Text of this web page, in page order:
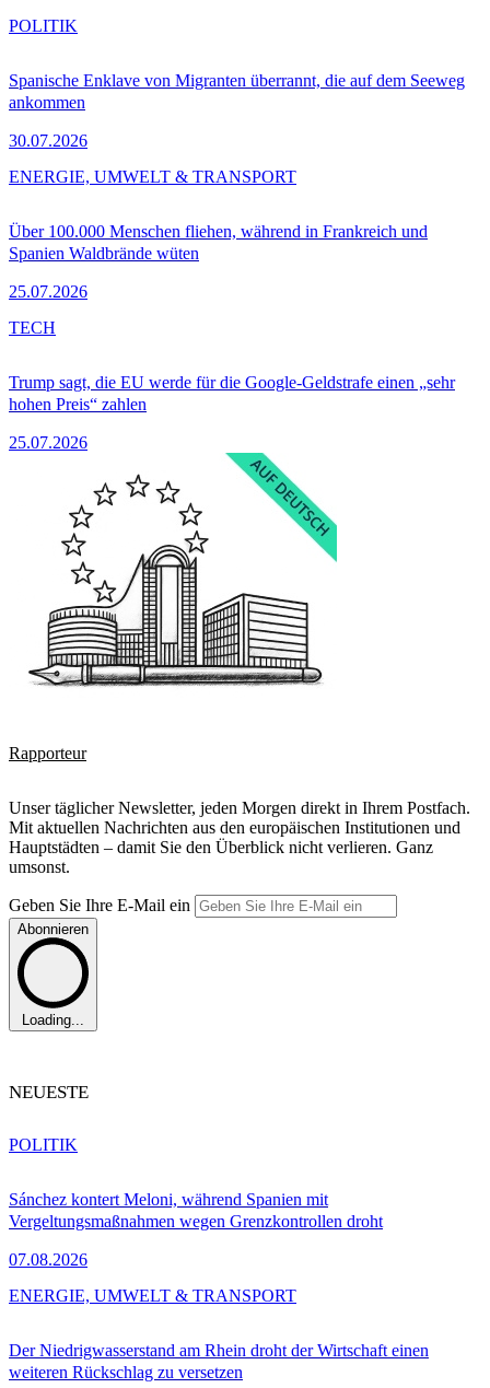
Spanische Enklave von Migranten überrannt, die auf dem Seeweg
ankommen
30.07.2026
POLITIK
Über 100.000 Menschen fliehen, während in Frankreich und
Spanien Waldbrände wüten
25.07.2026
ENERGIE, UMWELT & TRANSPORT
Trump sagt, die EU werde für die Google-Geldstrafe einen „sehr
hohen Preis“ zahlen
25.07.2026
TECH
Rapporteur
Unser täglicher Newsletter, jeden Morgen direkt in Ihrem Postfach.
Mit aktuellen Nachrichten aus den europäischen Institutionen und
Hauptstädten – damit Sie den Überblick nicht verlieren. Ganz
umsonst.
Geben Sie Ihre E-Mail ein
Abonnieren
Loading...
NEUESTE
Sánchez kontert Meloni, während Spanien mit
Vergeltungsmaßnahmen wegen Grenzkontrollen droht
07.08.2026
POLITIK
Der Niedrigwasserstand am Rhein droht der Wirtschaft einen
weiteren Rückschlag zu versetzen
ENERGIE, UMWELT & TRANSPORT